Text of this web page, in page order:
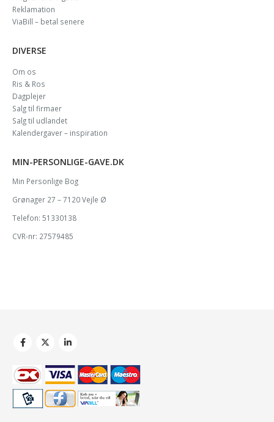
Reklamation
ViaBill – betal senere
DIVERSE
Om os
Ris & Ros
Dagplejer
Salg til firmaer
Salg til udlandet
Kalendergaver – inspiration
MIN-PERSONLIGE-GAVE.DK
Min Personlige Bog
Grønager 27 – 7120 Vejle Ø
Telefon: 51330138
CVR-nr: 27579485